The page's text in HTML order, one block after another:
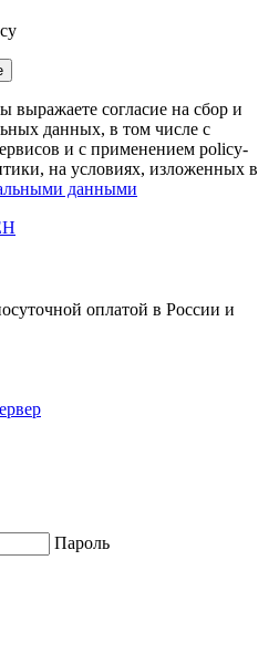
выражаете согласие на сбор и
данных, в том числе с
и с применением policy-
на условиях, изложенных в
данными
оплатой в России и
Пароль